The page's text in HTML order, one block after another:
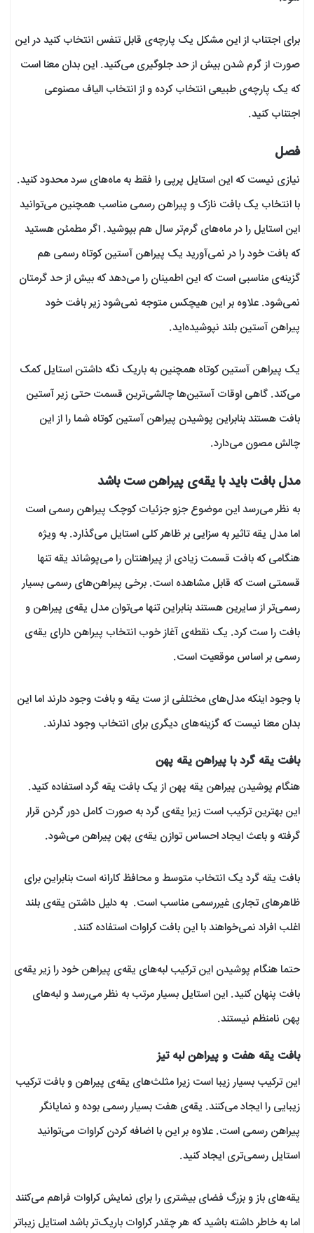
برای اجتناب از این مشکل یک پارچه‌ی قابل تنفس انتخاب کنید در این
صورت از گرم شدن بیش از حد جلوگیری می‌کنید. این بدان معنا است
که یک پارچه‌ی طبیعی انتخاب کرده و از انتخاب الیاف مصنوعی
اجتناب کنید.
فصل
نیازی نیست که این استایل پرپی را فقط به ماه‌های سرد محدود کنید.
با انتخاب یک بافت نازک و پیراهن رسمی مناسب همچنین می‌توانید
این استایل را در ماه‌های گرم‌تر سال هم بپوشید. اگر مطمئن هستید
که بافت خود را در نمی‌آورید یک پیراهن آستین کوتاه رسمی هم
گزینه‌ی مناسبی است که این اطمینان را می‌دهد که بیش از حد گرمتان
نمی‌شود. علاوه بر این هیچکس متوجه نمی‌شود زیر بافت خود
پیراهن آستین بلند نپوشیده‌اید.
یک پیراهن آستین کوتاه همچنین به باریک نگه داشتن استایل کمک
می‌کند. گاهی اوقات آستین‌ها چالشی‌ترین قسمت حتی زیر آستین
بافت هستند بنابراین پوشیدن پیراهن آستین کوتاه شما را از این
چالش مصون می‌دارد.
مدل بافت باید با یقه‌ی پیراهن ست باشد
به نظر می‌رسد این موضوع جزو جزئیات کوچک پیراهن رسمی است
اما مدل یقه تاثیر به سزایی بر ظاهر کلی استایل می‌گذارد. به ویژه
هنگامی که بافت قسمت زیادی از پیراهنتان را می‌پوشاند یقه تنها
قسمتی است که قابل مشاهده است. برخی پیراهن‌های رسمی بسیار
رسمی‌تر از سایرین هستند بنابراین تنها می‌توان مدل یقه‌ی پیراهن و
بافت را ست کرد. یک نقطه‌ی آغاز خوب انتخاب پیراهن دارای یقه‌ی
رسمی بر اساس موقعیت است.
با وجود اینکه مدل‌های مختلفی از ست یقه و بافت وجود دارند اما این
بدان معنا نیست که گزینه‌های دیگری برای انتخاب وجود ندارند.
بافت یقه گرد با پیراهن یقه پهن
هنگام پوشیدن پیراهن یقه پهن از یک بافت یقه گرد استفاده کنید.
این بهترین ترکیب است زیرا یقه‌ی گرد به صورت کامل دور گردن قرار
گرفته و باعث ایجاد احساس توازن یقه‌ی پهن پیراهن می‌شود.
بافت یقه گرد یک انتخاب متوسط و محافظ کارانه است بنابراین برای
ظاهرهای تجاری غیررسمی مناسب است. به دلیل داشتن یقه‌ی بلند
اغلب افراد نمی‌خواهند با این بافت کراوات استفاده کنند.
حتما هنگام پوشیدن این ترکیب لبه‌های یقه‌ی پیراهن خود را زیر یقه‌ی
بافت پنهان کنید. این استایل بسیار مرتب به نظر می‌رسد و لبه‌های
پهن نامنظم نیستند.
بافت یقه هفت و پیراهن لبه‌ تیز
این ترکیب بسیار زیبا است زیرا مثلث‌های یقه‌ی پیراهن و بافت ترکیب
زیبایی را ایجاد می‌کنند. یقه‌ی هفت بسیار رسمی بوده و نمایانگر
پیراهن رسمی است. علاوه بر این با اضافه کردن کراوات می‌توانید
استایل رسمی‌تری ایجاد کنید.
یقه‌های باز و بزرگ فضای بیشتری را برای نمایش کراوات فراهم می‌کنند
اما به خاطر داشته باشید که هر چقدر کراوات باریک‌تر باشد استایل زیباتر